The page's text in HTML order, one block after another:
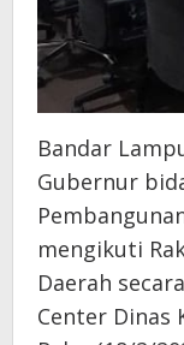
Bandar
Gubernur
mengikuti
Daerah
Center Dinas